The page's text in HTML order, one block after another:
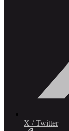
X / Twitter